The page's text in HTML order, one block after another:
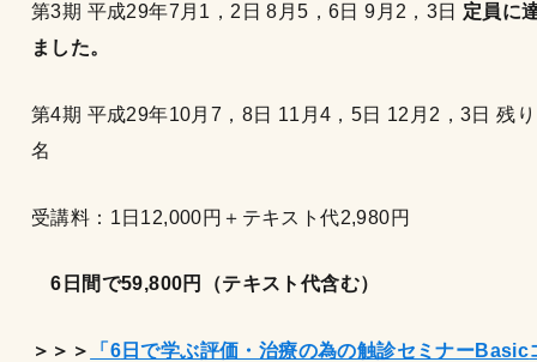
第3期 平成29年7月1，2日 8月5，6日 9月2，3日 定員に
ました。
第4期 平成29年10月7，8日 11月4，5日 12月2，3日 残
名
受講料：1日12,000円＋テキスト代2,980円
6 日間で59,800円（テキスト代含む）
＞＞＞ 「6日で学ぶ評価・治療の為の触診セミナーBasic